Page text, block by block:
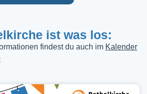
ist was los:
findest du auch im Kalender